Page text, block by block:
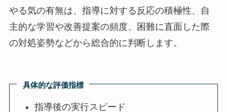
やる気の有無は、指導に対する反応の積極性、自
主的な学習や改善提案の頻度、困難に直面した際
の対処姿勢などから総合的に判断します。
具体的な評価指標
指導後の実行スピード